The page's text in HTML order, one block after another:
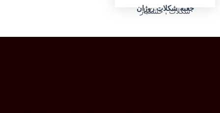
جعبه شکلات روژان
شکلات, خشکبار